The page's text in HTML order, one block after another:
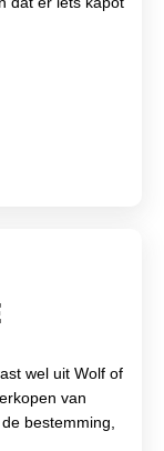
wel uit Wolf of
van
bestemming,